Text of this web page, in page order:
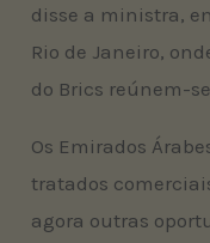
disse a ministra,
Rio de Janeiro,
do Brics reúnem-
Os Emirados
tratados
agora outras